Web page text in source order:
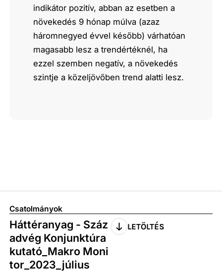
indikátor pozitív, abban az esetben a
növekedés 9 hónap múlva (azaz
háromnegyed évvel később) várhatóan
magasabb lesz a trendértéknél, ha
ezzel szemben negatív, a növekedés
szintje a közeljövőben trend alatti lesz.
Csatolmányok
Háttéranyag - Száz
advég Konjunktúra
kutató_Makro Moni
tor_2023_július
LETÖLTÉS